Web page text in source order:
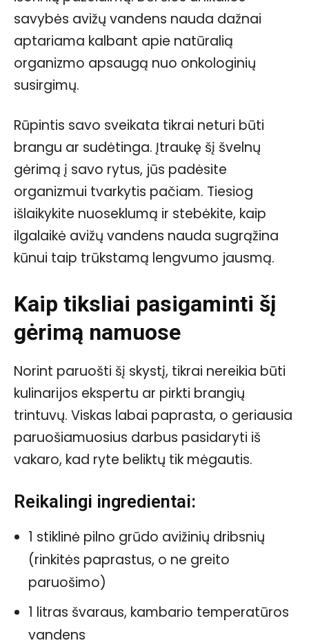
savybės avižų vandens nauda dažnai
aptariama kalbant apie natūralią
organizmo apsaugą nuo onkologinių
susirgimų.
Rūpintis savo sveikata tikrai neturi būti
brangu ar sudėtinga. Įtraukę šį švelnų
gėrimą į savo rytus, jūs padėsite
organizmui tvarkytis pačiam. Tiesiog
išlaikykite nuoseklumą ir stebėkite, kaip
ilgalaikė avižų vandens nauda sugrąžina
kūnui taip trūkstamą lengvumo jausmą.
Kaip tiksliai pasigaminti šį
gėrimą namuose
Norint paruošti šį skystį, tikrai nereikia būti
kulinarijos ekspertu ar pirkti brangių
trintuvų. Viskas labai paprasta, o geriausia
paruošiamuosius darbus pasidaryti iš
vakaro, kad ryte beliktų tik mėgautis.
Reikalingi ingredientai:
1 stiklinė pilno grūdo avižinių dribsnių
(rinkitės paprastus, o ne greito
paruošimo)
1 litras švaraus, kambario temperatūros
vandens